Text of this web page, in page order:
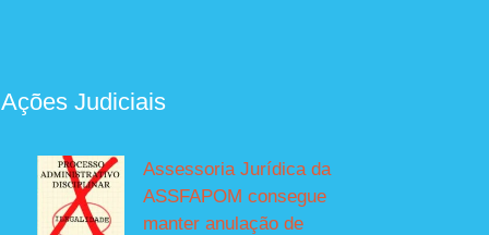
Judiciais
Assessoria Jurídica da
ASSFAPOM consegue
manter anulação de